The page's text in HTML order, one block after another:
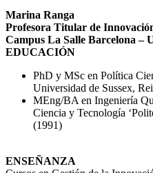
Marina Ranga
Profesora Titular de
Campus La Salle Barcelona –
EDUCACIÓN
PhD y MSc en Política
Universidad de Sussex,
MEng/BA en Ingeniería
Ciencia y Tecnología
(1991)
ENSEÑANZA